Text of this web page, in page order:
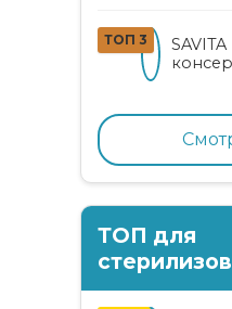
ТОП 3
ТОП для